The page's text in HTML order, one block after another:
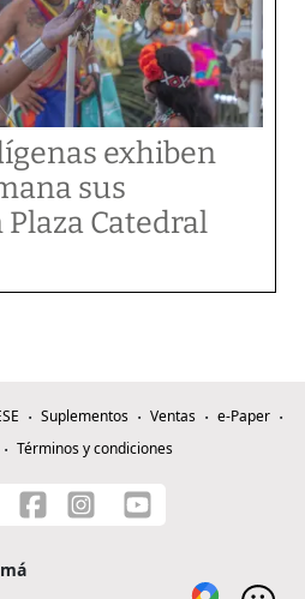
exhiben
sus
Catedral
Suplementos Ventas
e-Paper
Términos y condiciones